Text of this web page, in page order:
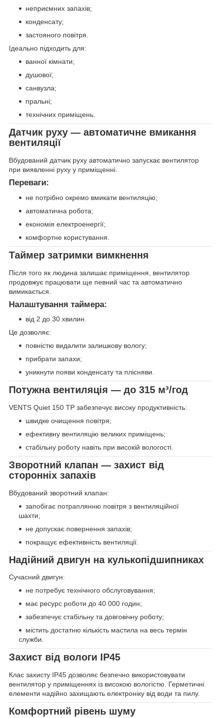
неприємних запахів;
конденсату;
застояного повітря.
Ідеально підходить для:
ванної кімнати;
душової;
санвузла;
пральні;
технічних приміщень.
Датчик руху — автоматичне вмикання
вентиляції
Вбудований датчик руху автоматично запускає вентилятор
при виявленні руху у приміщенні.
Переваги:
не потрібно окремо вмикати вентиляцію;
автоматична робота;
економія електроенергії;
комфортне користування.
Таймер затримки вимкнення
Після того як людина залишає приміщення, вентилятор
продовжує працювати ще певний час та автоматично
вимикається.
Налаштування таймера:
від 2 до 30 хвилин.
Це дозволяє:
повністю видалити залишкову вологу;
прибрати запахи;
уникнути появи конденсату та плісняви.
Потужна вентиляція — до 315 м³/год
VENTS Quiet 150 ТР забезпечує високу продуктивність:
швидке очищення повітря;
ефективну вентиляцію великих приміщень;
стабільну роботу навіть при високій вологості.
Зворотний клапан — захист від
сторонніх запахів
Вбудований зворотний клапан:
запобігає потраплянню повітря з вентиляційної
шахти;
не допускає повернення запахів;
покращує ефективність вентиляції.
Надійний двигун на кулькопідшипниках
Сучасний двигун:
не потребує технічного обслуговування;
має ресурс роботи до 40 000 годин;
забезпечує стабільну та довговічну роботу;
містить достатню кількість мастила на весь термін
служби.
Захист від вологи IP45
Клас захисту IP45 дозволяє безпечно використовувати
вентилятор у приміщеннях із високою вологістю. Герметичні
елементи надійно захищають електроніку від води та пилу.
Комфортний рівень шуму